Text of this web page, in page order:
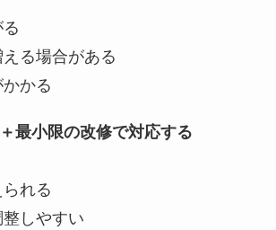
える場合がある
かかる
最小限の改修で対応する
られる
整しやすい